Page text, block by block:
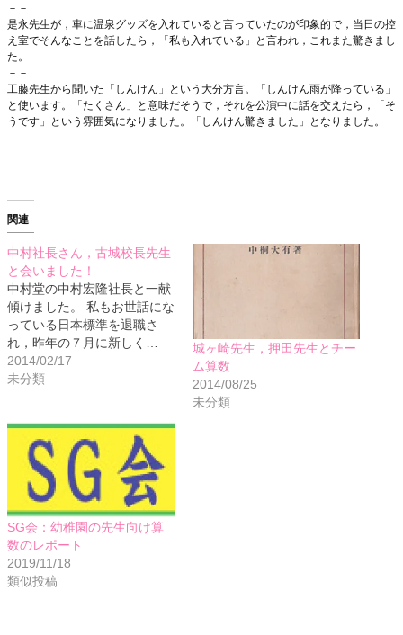
－－
是永先生が，車に温泉グッズを入れていると言っていたのが印象的で，当日の控
え室でそんなことを話したら，「私も入れている」と言われ，これまた驚きまし
た。
－－
工藤先生から聞いた「しんけん」という大分方言。「しんけん雨が降っている」
と使います。「たくさん」と意味だそうで，それを公演中に話を交えたら，「そ
うです」という雰囲気になりました。「しんけん驚きました」となりました。
関連
中村社長さん，古城校長先生
と会いました！
中村堂の中村宏隆社長と一献
傾けました。 私もお世話にな
っている日本標準を退職さ
れ，昨年の７月に新しく…
2014/02/17
未分類
城ヶ崎先生，押田先生とチー
ム算数
2014/08/25
未分類
SG会：幼稚園の先生向け算
数のレポート
2019/11/18
類似投稿